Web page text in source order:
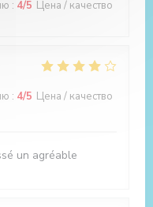
: 4/5 Цена / качество
: 4/5 Цена / качество
un agréable